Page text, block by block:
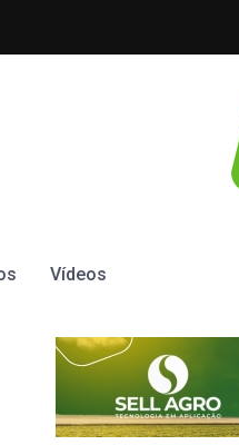
Vídeos